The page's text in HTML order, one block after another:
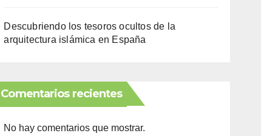
Descubriendo los tesoros ocultos de la
arquitectura islámica en España
Comentarios recientes
No hay comentarios que mostrar.